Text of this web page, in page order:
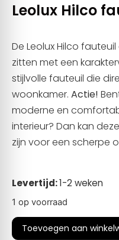
Leolux Hilco
De Leolux Hilco
zitten met een
stijlvolle fauteuil die
woonkamer. Actie!
moderne en
interieur? Dan kan
zijn voor een scherpe
Levertijd:1-2 weken
1 op voorraad
Toevoegen aan